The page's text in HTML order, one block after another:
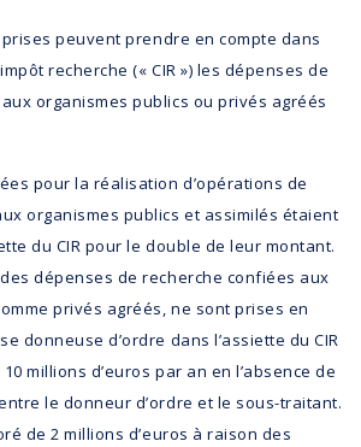
peuvent prendre en compte dans
recherche (« CIR ») les dépenses de
organismes publics ou privés agréés
pour la réalisation d’opérations de
organismes publics et assimilés étaient
du CIR pour le double de leur montant.
dépenses de recherche confiées aux
privés agréés, ne sont prises en
donneuse d’ordre dans l’assiette du CIR
millions d’euros par an en l’absence de
le donneur d’ordre et le sous-traitant.
de 2 millions d’euros à raison des